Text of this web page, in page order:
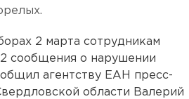
2 марта сотрудникам
сообщения о нарушении
агентству ЕАН пресс-
области Валерий